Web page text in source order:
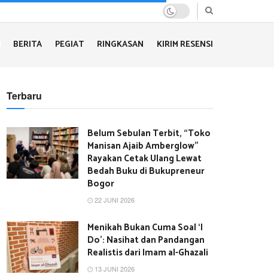
BERITA PEGIAT RINGKASAN KIRIM RESENSI
Terbaru
Belum Sebulan Terbit, “Toko
Manisan Ajaib Amberglow”
Rayakan Cetak Ulang Lewat
Bedah Buku di Bukupreneur
Bogor
22 JUNI 2026
Menikah Bukan Cuma Soal ‘I
Do’: Nasihat dan Pandangan
Realistis dari Imam al-Ghazali
13 JUNI 2026